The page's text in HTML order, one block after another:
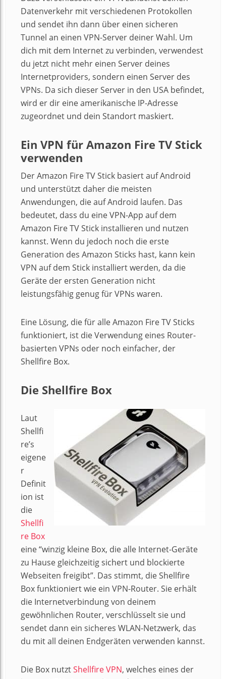
Datenverkehr mit verschiedenen Protokollen
und sendet ihn dann über einen sicheren
Tunnel an einen VPN-Server deiner Wahl. Um
dich mit dem Internet zu verbinden, verwendest
du jetzt nicht mehr einen Server deines
Internetproviders, sondern einen Server des
VPNs. Da sich dieser Server in den USA befindet,
wird er dir eine amerikanische IP-Adresse
zugeordnet und dein Standort maskiert.
Ein VPN für Amazon Fire TV Stick
verwenden
Der Amazon Fire TV Stick basiert auf Android
und unterstützt daher die meisten
Anwendungen, die auf Android laufen. Das
bedeutet, dass du eine VPN-App auf dem
Amazon Fire TV Stick installieren und nutzen
kannst. Wenn du jedoch noch die erste
Generation des Amazon Sticks hast, kann kein
VPN auf dem Stick installiert werden, da die
Geräte der ersten Generation nicht
leistungsfähig genug für VPNs waren.
Eine Lösung, die für alle Amazon Fire TV Sticks
funktioniert, ist die Verwendung eines Router-
basierten VPNs oder noch einfacher, der
Shellfire Box.
Die Shellfire Box
Laut
Shellfi
re’s
eigene
r
Definit
ion ist
die
Shellfi
re Box
eine “winzig kleine Box, die alle Internet-Geräte
zu Hause gleichzeitig sichert und blockierte
Webseiten freigibt”. Das stimmt, die Shellfire
Box funktioniert wie ein VPN-Router. Sie erhält
die Internetverbindung von deinem
gewöhnlichen Router, verschlüsselt sie und
sendet dann ein sicheres WLAN-Netzwerk, das
du mit all deinen Endgeräten verwenden kannst.
Die Box nutztShellfire VPN, welches eines der